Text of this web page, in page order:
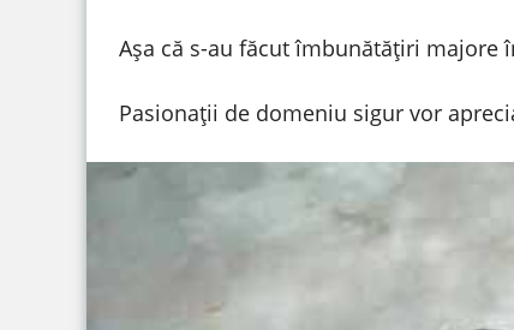
Așa că s-au făcut îmbunătățiri majore
Pasionații de domeniu sigur vor